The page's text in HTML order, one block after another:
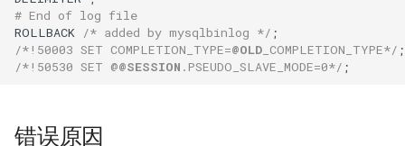
如何使用 Gunicorn 管理
Django 应用？
如何自定义 Django 镜像？
块？
Docker
Ansible 小试牛刀
Kubernetes 实战-暴露应用
Kubernetes 实战-资源限制
型？
如何使用 Sorted 对字典排
序？
XenServer 虚拟机无法识别全
部CPU
Nginx 自定义日志
Nginx echo 模块
Ubuntu 安装 xmind
Ubuntu 密码管理软件
Cisco 交换机网络设计方案示
例
Cisco 3560X 升级 License
allowed on this interface
Maven 入门
部署 Maven
Zabbix 正则表达式
Zabbix 监控交换机带宽
Git 版本升级
Git 配置代理
使用git完成程序上线流程
固态磁盘检测工具
CentOS Ignoring disk sda
Sysbench IO基准测试
Windows arp 命令
Windows Thin PC
x-xss x-frame-options strict-
transport-security 保护
动态CDN保护网站与网站加速
# End of log file
ROLLBACK /* added by mysqlbinlog */
/*!50003 SET COMPLETION_TYPE=@OLD _COMPLETION_TYPE*/
/*!50530 SET @@SESSION .PSEUDO_SLAVE_MODE=0*/
错误原因